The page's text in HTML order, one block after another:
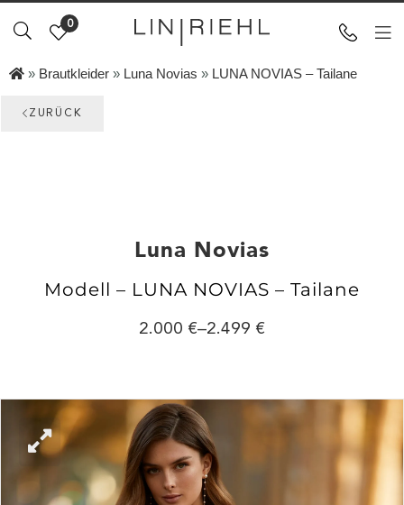
0
» Brautkleider » Luna Novias » LUNA NOVIAS – Tailane
ZURÜCK
Luna Novias
Modell – LUNA NOVIAS – Tailane
2.000 –2.499